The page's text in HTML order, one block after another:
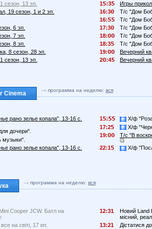
сезон, 13 эп.
19 сезон, 1 и 2 эп.
6 эп.
7 эп.
8 эп.
8 сезон, 28 эп.
сезон, 13 эп.
1 :3
Игры
16:3
Т/с "Дом
16:
Т/с "Дом
17:3
Т/с "Дом
18:
Т/с "Дом
18:3
Т/с "Дом
19:
Вечерний
2
:4 Вечерний
Cinema программа на неделю: вся
рано зелье копала", 13-16 с.
дочери".
музыки".
рано зелье копала", 13-16 с.
1 :
Х/ф
17:2
Х/ф
19:
Т/с "В
22:1 Х/ф
программа на неделю: вся
Cooper JCW. Батл на
на світі, 17 еп.
12:31
Новий Land
місний,
13:21
Дістатися